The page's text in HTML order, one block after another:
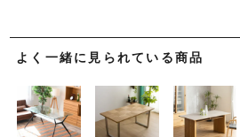
よく一緒に見られている商品